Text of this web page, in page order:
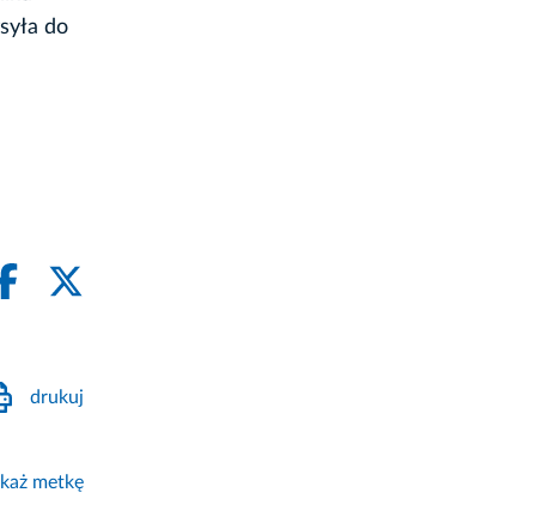
do
drukuj
metkę